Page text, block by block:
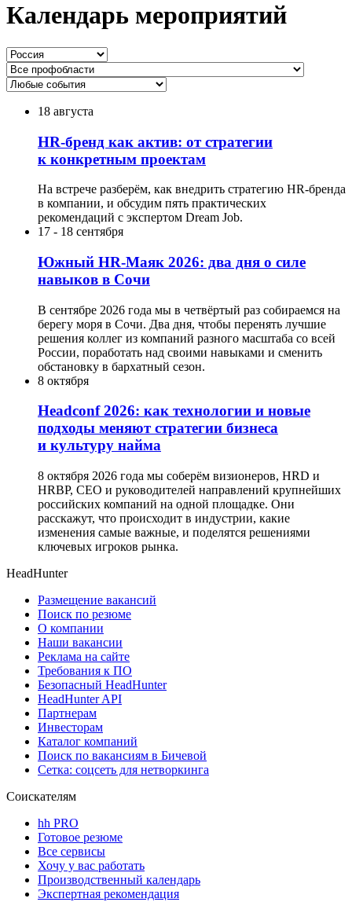
Календарь мероприятий
18 августа
HR-бренд как актив: от стратегии
к конкретным проектам
На встрече разберём, как внедрить стратегию HR-бренда
в компании, и обсудим пять практических
рекомендаций с экспертом Dream Job.
17 - 18 сентября
Южный HR-Маяк 2026: два дня о силе
навыков в Сочи
В сентябре 2026 года мы в четвёртый раз собираемся на
берегу моря в Сочи. Два дня, чтобы перенять лучшие
решения коллег из компаний разного масштаба со всей
России, поработать над своими навыками и сменить
обстановку в бархатный сезон.
8 октября
Headсonf 2026: как технологии и новые
подходы меняют стратегии бизнеса
и культуру найма
8 октября 2026 года мы соберём визионеров, HRD и
HRBP, СЕО и руководителей направлений крупнейших
российских компаний на одной площадке. Они
расскажут, что происходит в индустрии, какие
изменения самые важные, и поделятся решениями
ключевых игроков рынка.
HeadHunter
Размещение вакансий
Поиск по резюме
О компании
Наши вакансии
Реклама на сайте
Требования к ПО
Безопасный HeadHunter
HeadHunter API
Партнерам
Инвесторам
Каталог компаний
Поиск по вакансиям в Бичевой
Сетка: соцсеть для нетворкинга
Соискателям
hh PRO
Готовое резюме
Все сервисы
Хочу у вас работать
Производственный календарь
Экспертная рекомендация